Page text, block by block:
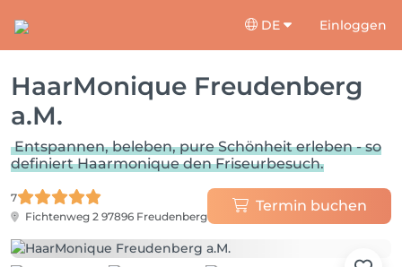
DE Einloggen
HaarMonique Freudenberg
a.M.
Entspannen, beleben, pure Schönheit erleben - so
definiert Haarmonique den Friseurbesuch.
7
Fichtenweg 2 97896 Freudenberg
Termin buchen